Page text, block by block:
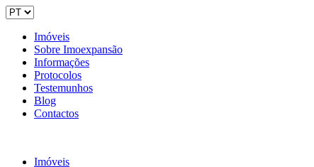
Imóveis
Sobre Imoexpansão
Informações
Protocolos
Testemunhos
Blog
Contactos
Imóveis